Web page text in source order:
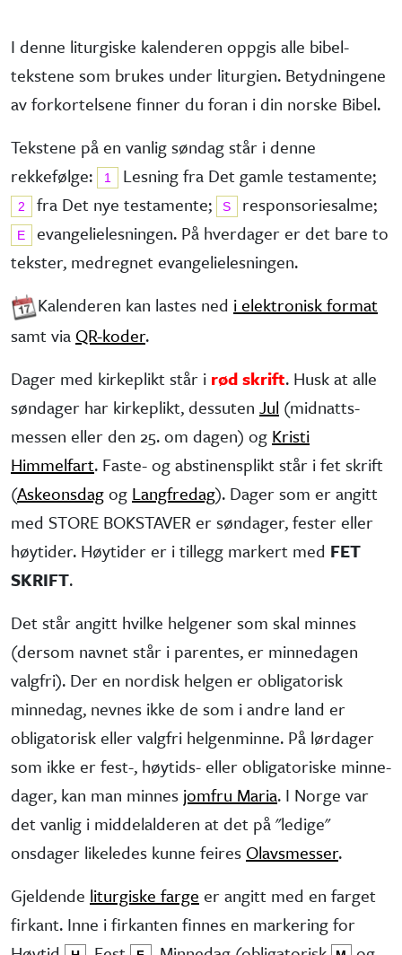
I denne liturgiske kalenderen oppgis alle bibel­
tekstene som brukes under liturgien. Betydningene
av forkortelsene finner du foran i din norske Bibel.
Tekstene på en vanlig søndag står i denne
rekkefølge:
1 Lesning fra Det gamle testa­mente;
2 fra Det nye testa­mente; S responsorie­salme;
E
evangelie­lesningen. På hverdager er det bare to
tekster, medregnet evangelielesningen.
Kalenderen kan lastes ned i elektronisk format
samt via QR-koder.
Dager med kirkeplikt står i rød skrift. Husk at alle
søndager har kirke­plikt, dessuten Jul (midnatts­
messen eller den 25. om dagen) og Kristi
Himmelfart. Faste- og abstinens­plikt står i fet skrift
(Askeonsdagog Langfredag). Dager som er angitt
med STORE BOKSTAVER er søndager, fester eller
høytider. Høytider er i tillegg markert med FET
SKRIFT.
Det står angitt hvilke helgener som skal minnes
(dersom navnet står i parentes, er minne­dagen
valgfri). Der en nordisk helgen er obliga­torisk
minne­dag, nevnes ikke de som i andre land er
obliga­torisk eller valgfri helgen­minne. På lørdager
som ikke er fest-, høytids- eller obliga­toriske minne­
dager, kan man minnes jomfru Maria. I Norge var
det vanlig i middel­alderen at det på "ledige"
onsdager like­ledes kunne feires Olavsmesser.
Gjeldende liturgiske farge er angitt med en farget
firkant. Inne i firkanten finnes en markering for